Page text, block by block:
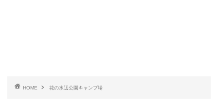
HOME 花の水辺公園キャンプ場